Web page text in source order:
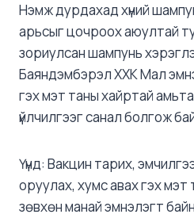
Нэмж дурдахад хүний
арьсыг цочроох аюултай
зориулсан шампунь
Баяндэмбэрэл ХХК Мал
гэх мэт таны хайртай
үйлчилгээг санал болгож
Үүнд: Вакцин тарих,
оруулах, хумс авах гэх мэт
зөвхөн манай эмнэлэгт